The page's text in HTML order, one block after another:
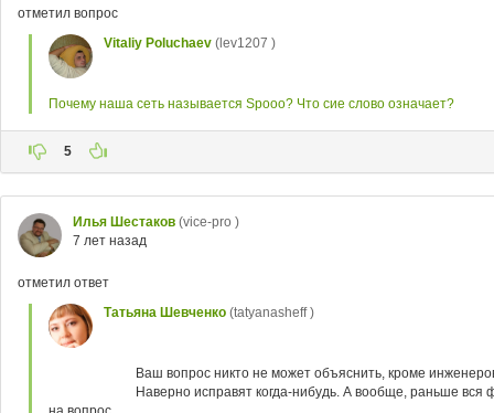
отметил вопрос
Vitaliy Poluchaev (lev1207 )
Почему наша сеть называется Spooo? Что сие слово означает?
5
Илья Шестаков (vice-pro )
7 лет назад
отметил ответ
Татьяна Шевченко (tatyanasheff )
Ваш вопрос никто не может объяснить, кроме
Наверно исправят когда-нибудь. А вообще, раньше